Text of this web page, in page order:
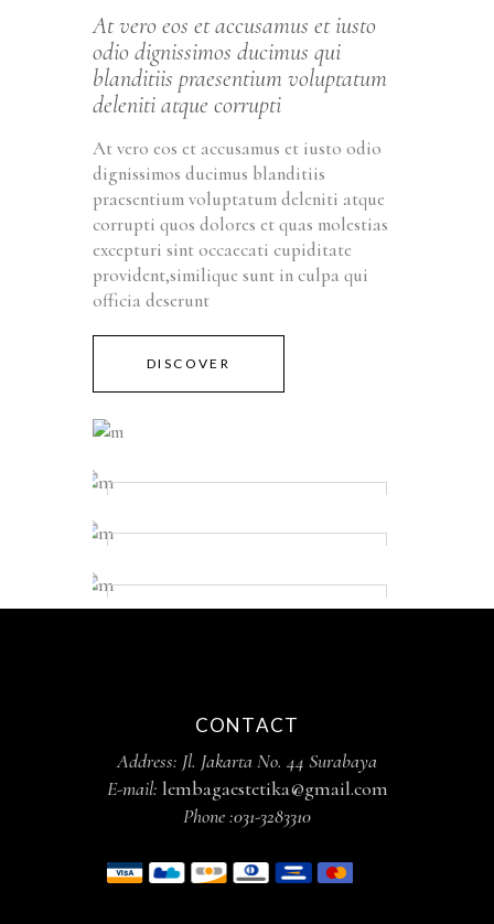
At vero eos et accusamus et iusto
odio dignissimos ducimus qui
blanditiis praesentium voluptatum
deleniti atque corrupti
At vero eos et accusamus et iusto odio
dignissimos ducimus blanditiis
praesentium voluptatum deleniti atque
corrupti quos dolores et quas molestias
excepturi sint occaecati cupiditate
provident,similique sunt in culpa qui
officia deserunt
DISCOVER
CONTACT
Address: Jl. Jakarta No. 44 Surabaya
E-mail: lembagaestetika@gmail.com
Phone :031-3283310